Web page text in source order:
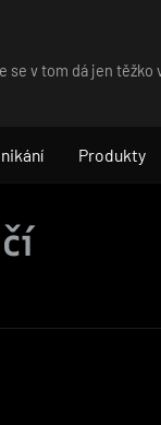
v tom dá jen těžko
Produkty